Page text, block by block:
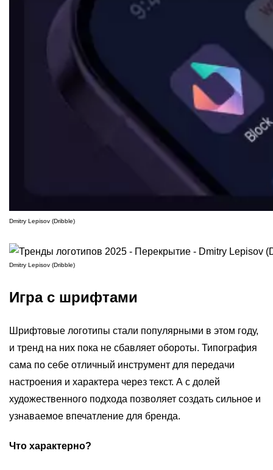
Dmitry Lepisov (Dribble)
Dmitry Lepisov (Dribble)
Игра с шрифтами
Шрифтовые логотипы стали популярными в этом году,
и тренд на них пока не сбавляет обороты. Типография
сама по себе отличный инструмент для передачи
настроения и характера через текст. А с долей
художественного подхода позволяет создать сильное и
узнаваемое впечатление для бренда.
Что характерно?